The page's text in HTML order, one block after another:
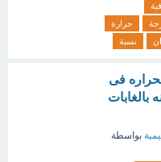
حرارة
نسبة
فى
بالغابات
بواسطة